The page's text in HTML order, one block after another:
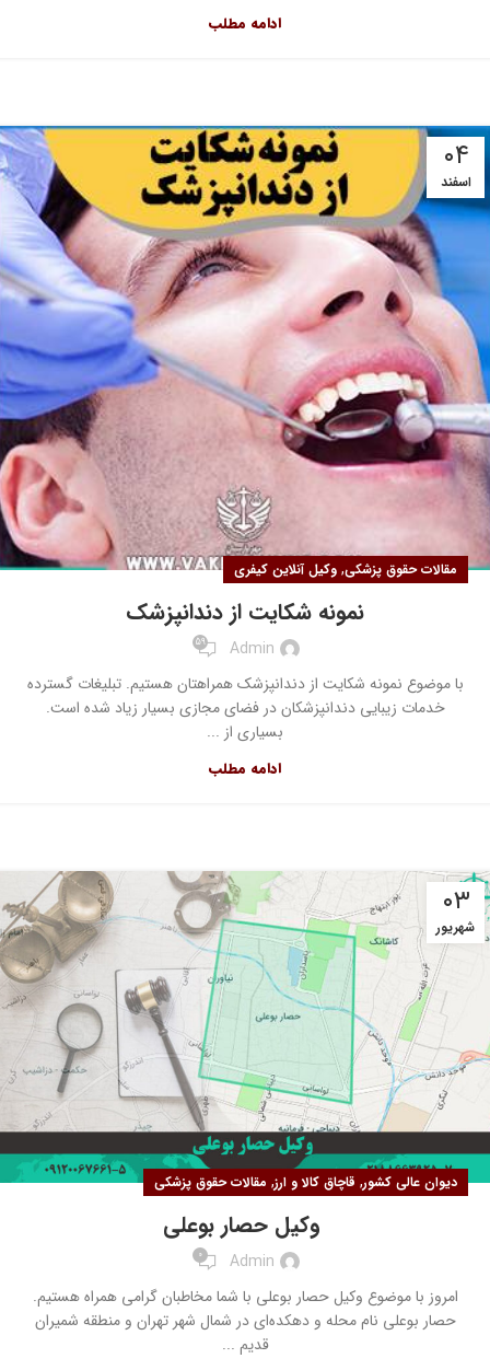
ادامه مطلب
۰۴
اسفند
مقالات حقوق پزشکی, وکیل آنلاین کیفری
نمونه شکایت از دندانپزشک
Admin
59
با موضوع نمونه شکایت از دندانپزشک همراهتان هستیم. تبلیغات گسترده
خدمات زیبایی دندانپزشکان در فضای مجازی بسیار زیاد شده است.
بسیاری از ...
ادامه مطلب
۰۳
شهریور
دیوان عالی کشور, قاچاق کالا و ارز, مقالات حقوق پزشکی
وکیل حصار بوعلی
Admin
0
امروز با موضوع وکیل حصار بوعلی با شما مخاطبان گرامی همراه هستیم.
حصار بوعلی نام محله و دهکده‌ای در شمال شهر تهران و منطقه شمیران
قدیم ...